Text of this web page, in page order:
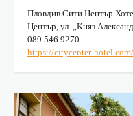
Пловдив Сити Център
Център, ул. „Княз
089 546 9270
https://citycenter-hotel.com/